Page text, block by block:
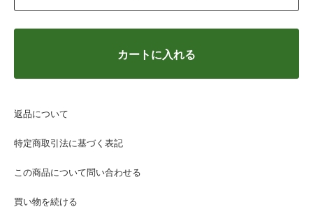
カートに入れる
返品について
特定商取引法に基づく表記
この商品について問い合わせる
買い物を続ける